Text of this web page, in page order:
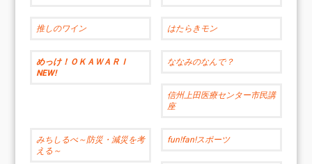
推しのワイン はたらきモン
めっけ！ＯＫＡＷＡＲＩ
NEW!
ななみのなんで？
信州上田医療センター市民講
座
みちしるべ～防災・減災を考
える～
fun!fan!スポーツ